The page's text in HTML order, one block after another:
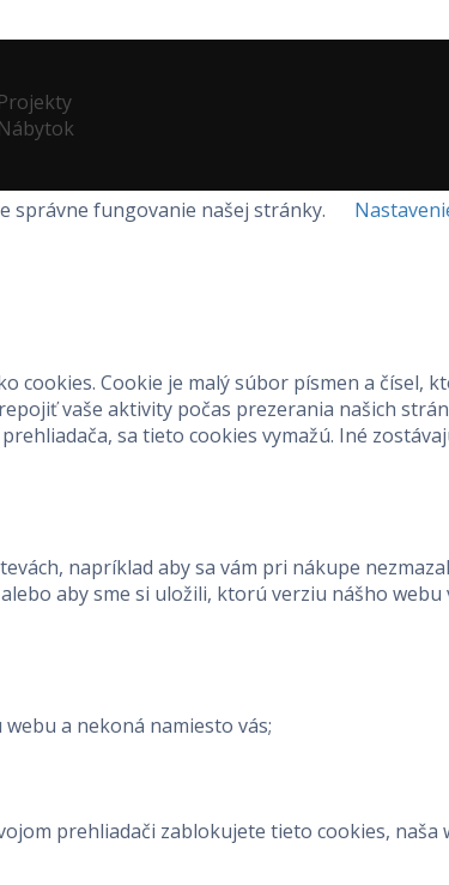
Projekty
Nábytok
správne fungovanie našej stránky.
cookies. Cookie je malý súbor písmen a čísel,
vaše aktivity počas prezerania našich
sa tieto cookies vymažú. Iné
napríklad aby sa vám pri nákupe
aby sme si uložili, ktorú verziu nášho webu
a nekoná namiesto vás;
prehliadači zablokujete tieto cookies, naša